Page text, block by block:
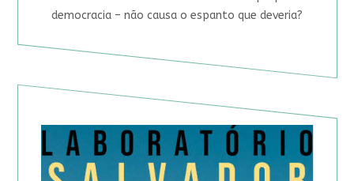
democracia – não causa o espanto que deveria?